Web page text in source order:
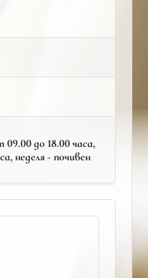
до 18.00 часа,
неделя - почивен